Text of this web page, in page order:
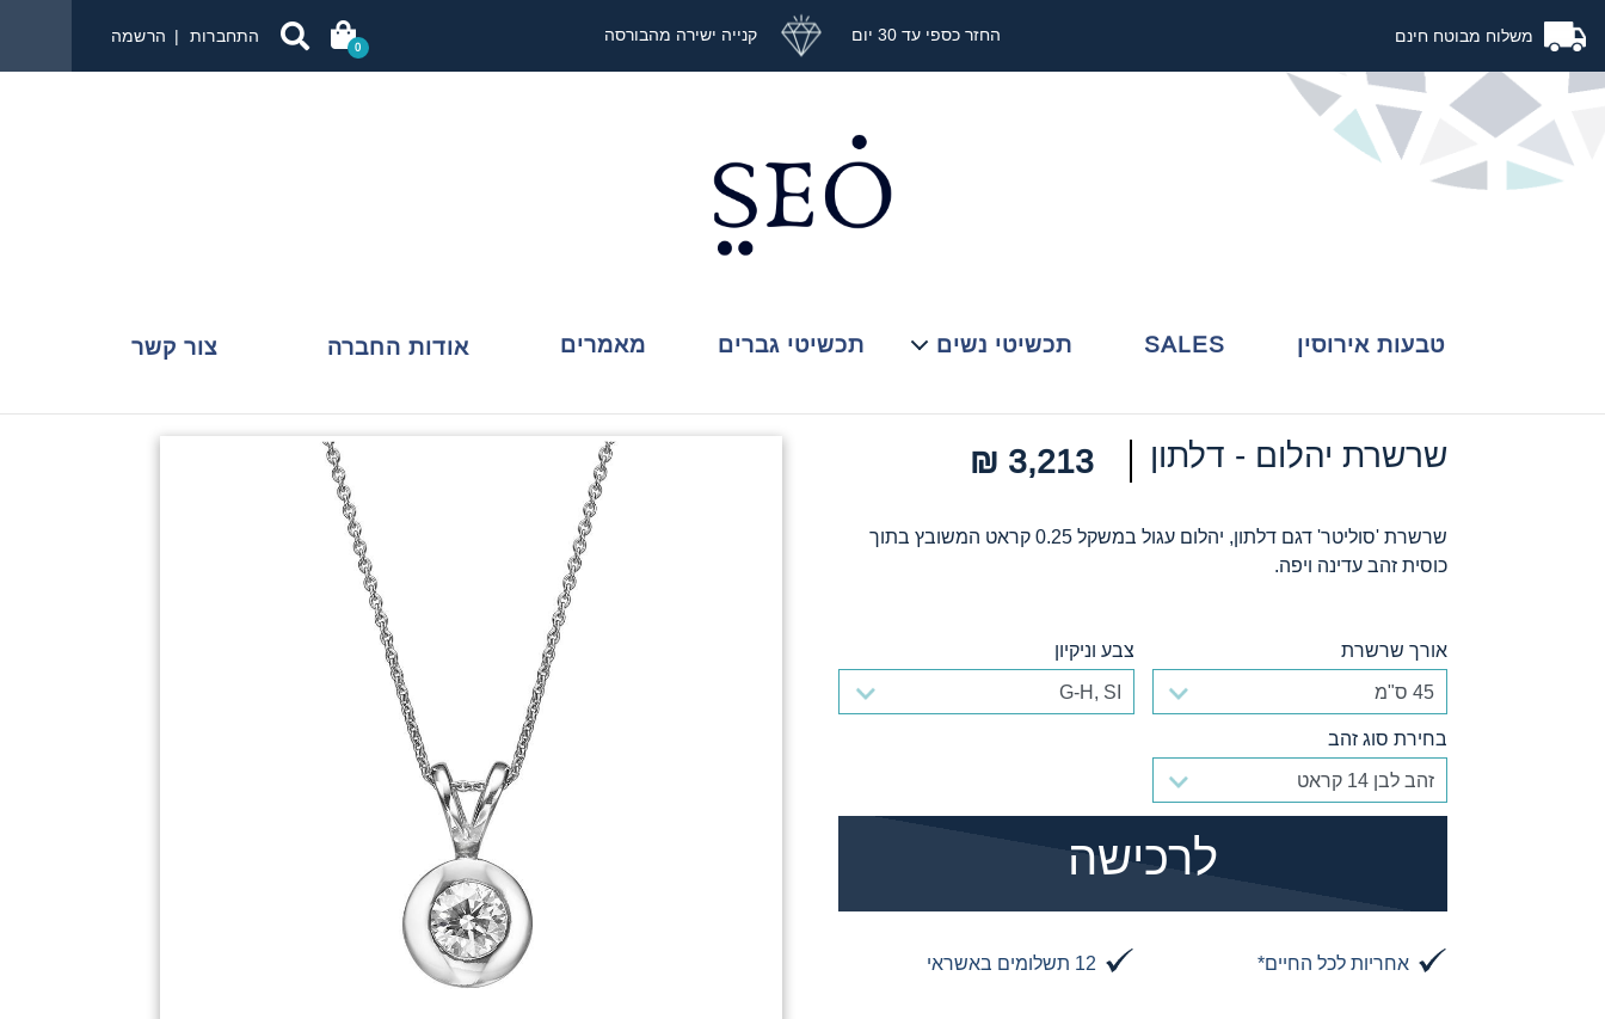
החזר כספי עד 30 יום קנייה ישירה מהבורסה הרשמה התחברות
0
טבעות אירוסין SALES תכשיטי נשים תכשיטי גברים מאמרים אודות החברה צור קשר
שרשרת יהלום - דלתון 3,213 ₪
שרשרת 'סוליטר' דגם דלתון, יהלום עגול במשקל 0.25 קראט המשובץ בתוך
כוסית זהב עדינה ויפה.
אורך שרשרת
אורך שרשרת
צבע וניקיון
צבע וניקיון
בחירת סוג זהב
בחירת סוג זהב
לרכישה
אחריות לכל החיים* 12 תשלומים באשראי